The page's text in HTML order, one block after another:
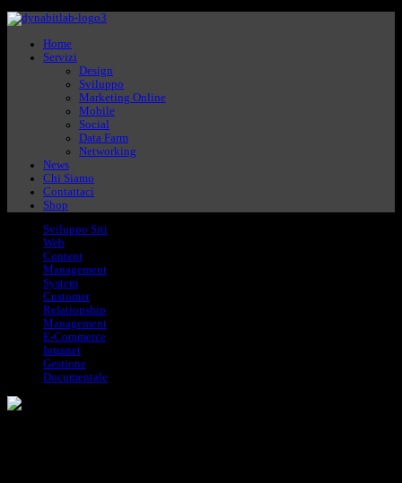
Home
Servizi
Design
Sviluppo
Marketing Online
Mobile
Social
Data Farm
Networking
News
Chi Siamo
Contattaci
Shop
Sviluppo Siti
Web
Content
Management
System
Customer
Relationship
Management
E-Commerce
Intranet
Gestione
Documentale